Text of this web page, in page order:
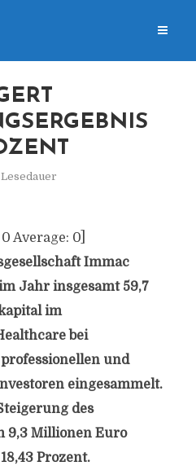
0 Average: 0]
Immac
Jahr insgesamt 59,7
im
bei
und
eingesammelt.
des
9,3 Millionen Euro
Prozent.